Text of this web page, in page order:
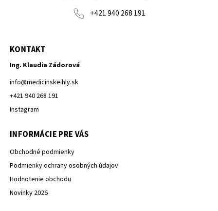
+421 940 268 191
KONTAKT
Ing. Klaudia Zádorová
info@medicinskeihly.sk
+421 940 268 191
Instagram
INFORMÁCIE PRE VÁS
Obchodné podmienky
Podmienky ochrany osobných údajov
Hodnotenie obchodu
Novinky 2026